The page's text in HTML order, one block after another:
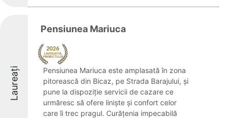
Laureați
Pensiunea Mariuca
Pensiunea Mariuca este amplasată în zona
pitorească din Bicaz, pe Strada Barajului, și
pune la dispoziție servicii de cazare ce
urmăresc să ofere liniște și confort celor
care îi trec pragul. Curățenia impecabilă